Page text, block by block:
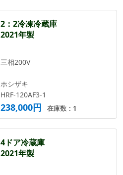
2：2冷凍冷蔵庫
2021年製
三相200V
ホシザキ
HRF-120AF3-1
238,000円 在庫数：1
4ドア冷蔵庫
2021年製